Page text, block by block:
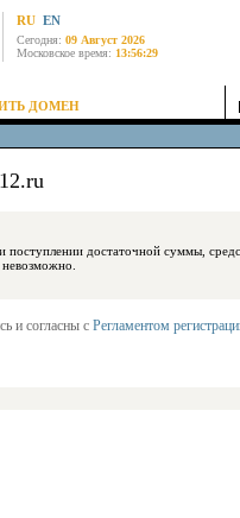
RU EN
Сегодня: 09 Август 2026
Московское время: 13:56:29
ДОМЕН
достаточной суммы, средства будут
и согласны с Регламентом